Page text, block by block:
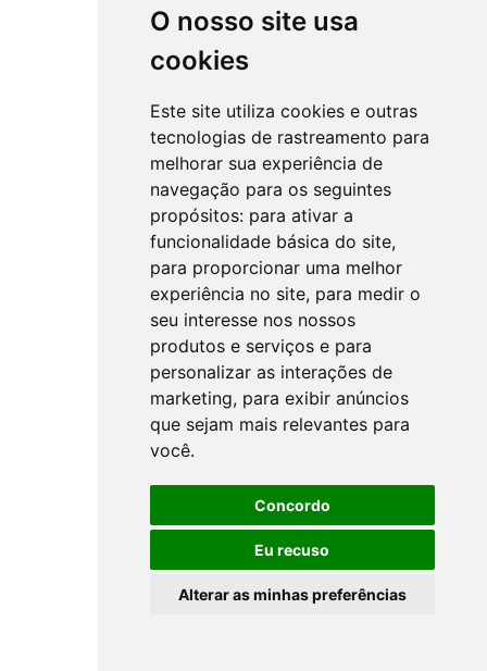
O nosso site usa
cookies
Este site utiliza cookies e outras
tecnologias de rastreamento para
melhorar sua experiência de
navegação para os seguintes
propósitos: para ativar a
funcionalidade básica do site,
para proporcionar uma melhor
experiência no site, para medir o
seu interesse nos nossos
produtos e serviços e para
personalizar as interações de
marketing, para exibir anúncios
que sejam mais relevantes para
você.
Concordo
Eu recuso
Alterar as minhas preferências